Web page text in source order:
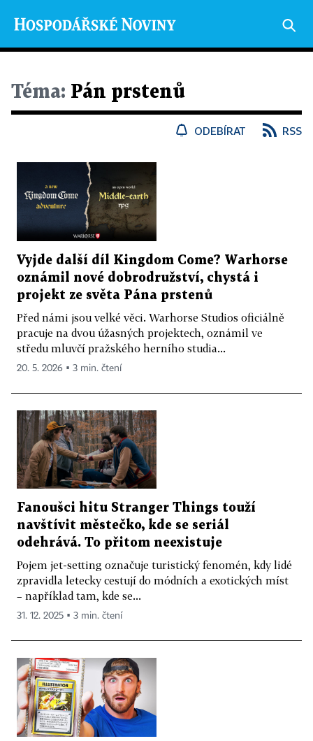
Téma: Pán prstenů
ODEBÍRAT RSS
Vyjde další díl Kingdom Come? Warhorse
oznámil nové dobrodružství, chystá i
projekt ze světa Pána prstenů
Před námi jsou velké věci. Warhorse Studios oficiálně
pracuje na dvou úžasných projektech, oznámil ve
středu mluvčí pražského herního studia...
20. 5. 2026 ▪ 3 min. čtení
Fanoušci hitu Stranger Things touží
navštívit městečko, kde se seriál
odehrává. To přitom neexistuje
Pojem jet-setting označuje turistický fenomén, kdy lidé
zpravidla letecky cestují do módních a exotických míst
– například tam, kde se...
31. 12. 2025 ▪ 3 min. čtení